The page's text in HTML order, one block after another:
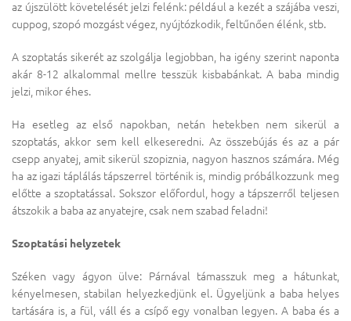
az újszülött követelését jelzi felénk: például a kezét a szájába veszi,
cuppog, szopó mozgást végez, nyújtózkodik, feltűnően élénk, stb.
A szoptatás sikerét az szolgálja legjobban, ha igény szerint naponta
akár 8-12 alkalommal mellre tesszük kisbabánkat. A baba mindig
jelzi, mikor éhes.
Ha esetleg az első napokban, netán hetekben nem sikerül a
szoptatás, akkor sem kell elkeseredni. Az összebújás és az a pár
csepp anyatej, amit sikerül szopiznia, nagyon hasznos számára. Még
ha az igazi táplálás tápszerrel történik is, mindig próbálkozzunk meg
előtte a szoptatással. Sokszor előfordul, hogy a tápszerről teljesen
átszokik a baba az anyatejre, csak nem szabad feladni!
Szoptatási helyzetek
Széken vagy ágyon ülve: Párnával támasszuk meg a hátunkat,
kényelmesen, stabilan helyezkedjünk el. Ügyeljünk a baba helyes
tartására is, a fül, váll és a csípő egy vonalban legyen. A baba és a